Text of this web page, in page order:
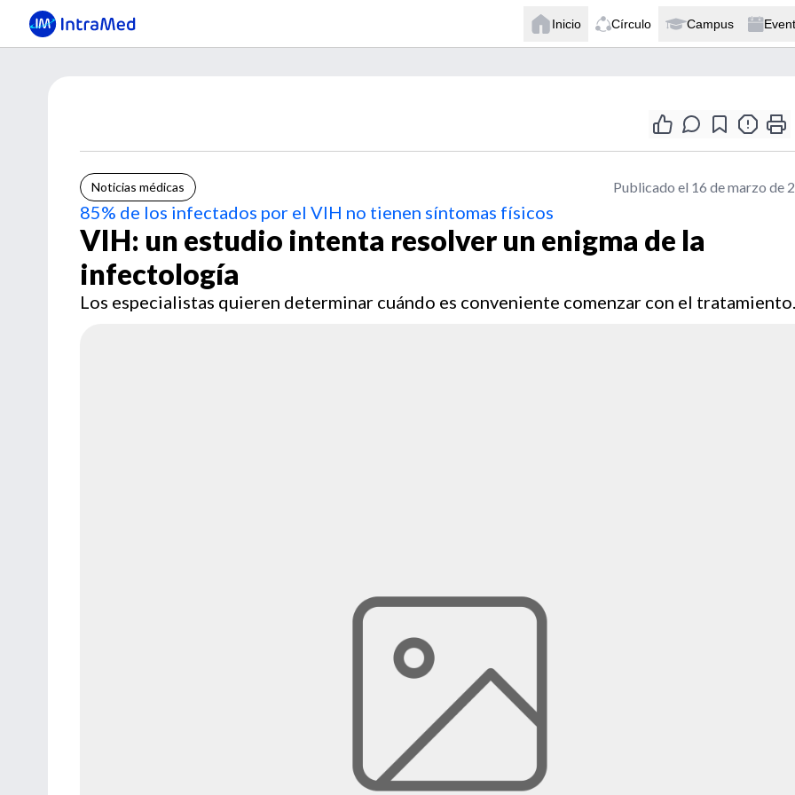
Inicio Círculo Campus
Noticias médicas Publicado el 16 de marzo de
85% de los infectados por el VIH no tienen síntomas físicos
VIH: un estudio intenta resolver un enigma de la
infectología
Los especialistas quieren determinar cuándo es conveniente comenzar con el tratamiento.